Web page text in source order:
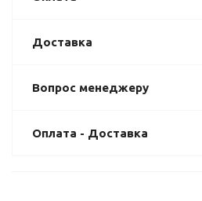
Доставка
Вопрос менеджеру
Оплата - Доставка